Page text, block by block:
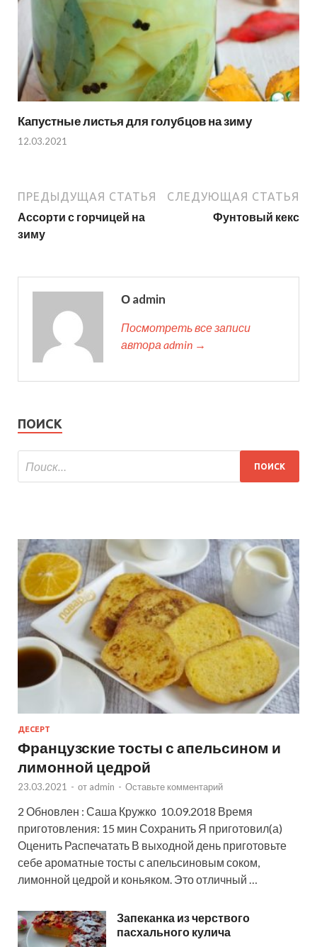
Капустные листья для голубцов на зиму
12.03.2021
ПРЕДЫДУЩАЯ СТАТЬЯ
Ассорти с горчицей на
зиму
СЛЕДУЮЩАЯ СТАТЬЯ
Фунтовый кекс
О admin
Посмотреть все записи
автора admin →
ПОИСК
ДЕСЕРТ
Французские тосты с апельсином и
лимонной цедрой
23.03.2021 - от admin - Оставьте комментарий
2 Обновлен : Саша Кружко 10.09.2018 Время
приготовления: 15 мин Сохранить Я приготовил(а)
Оценить Распечатать В выходной день приготовьте
себе ароматные тосты с апельсиновым соком,
лимонной цедрой и коньяком. Это отличный …
Запеканка из черствого
пасхального кулича